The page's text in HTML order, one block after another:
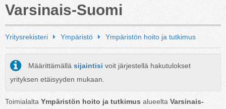
Varsinais-Suomi
Yritysrekisteri Ympäristö Ympäristön hoito ja tutkimus
Määrittämällä sijaintisi voit järjestellä hakutulokset
yrityksen etäisyyden mukaan.
Toimialalta Ympäristön hoito ja tutkimus alueelta Varsinais-